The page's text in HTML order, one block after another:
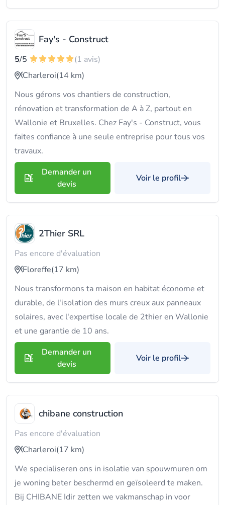
Fay's - Construct
5/5
(1 avis)
Charleroi(14 km)
Nous gérons vos chantiers de construction,
rénovation et transformation de A à Z, partout en
Wallonie et Bruxelles. Chez Fay's - Construct, vous
faites confiance à une seule entreprise pour tous vos
travaux.
Demander un
devis
Voir le profil
2Thier SRL
Pas encore d'évaluation
Floreffe(17 km)
Nous transformons ta maison en habitat économe et
durable, de l'isolation des murs creux aux panneaux
solaires, avec l'expertise locale de 2thier en Wallonie
et une garantie de 10 ans.
Demander un
devis
Voir le profil
chibane construction
Pas encore d'évaluation
Charleroi(17 km)
We specialiseren ons in isolatie van spouwmuren om
je woning beter beschermd en geïsoleerd te maken.
Bij CHIBANE Idir zetten we vakmanschap in voor